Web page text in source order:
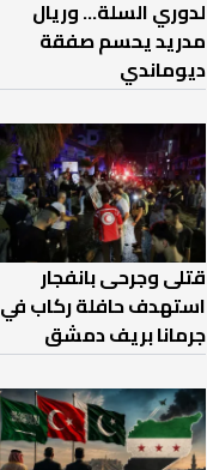
لدوري السلة... وريال
مدريد يحسم صفقة
ديوماندي
قتلى وجرحى بانفجار
استهدف حافلة ركاب في
جرمانا بريف دمشق